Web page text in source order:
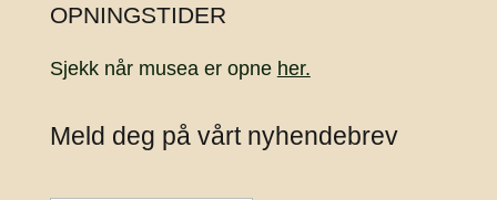
OPNINGSTIDER
Sjekk når musea er opne her.
Meld deg på vårt nyhendebrev